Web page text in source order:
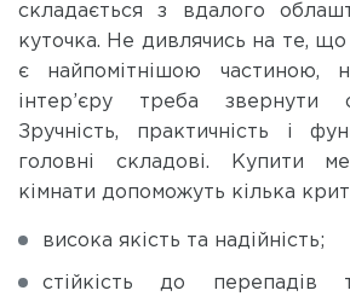
складається з вдалого
куточка. Не дивлячись на те, що
є найпомітнішою частиною,
інтер’єру треба звернути
Зручність, практичність і
головні складові. Купити
кімнати допоможуть кілька
висока якість та надійність;
стійкість до перепадів